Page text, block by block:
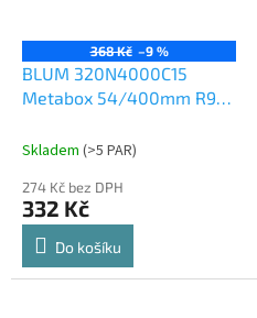
368 Kč –9 %
BLUM 320N4000C15
Metabox 54/400mm R901
Skladem (>5 PAR)
274 Kč bez DPH
332 Kč
Do košíku